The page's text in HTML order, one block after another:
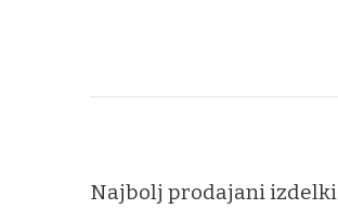
Najbolj prodajani izdelki